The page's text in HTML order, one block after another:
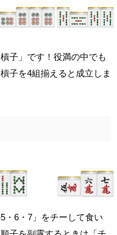
子」です！役満の中でも
子を4組揃えると成立しま
・6・7」をチーして食い